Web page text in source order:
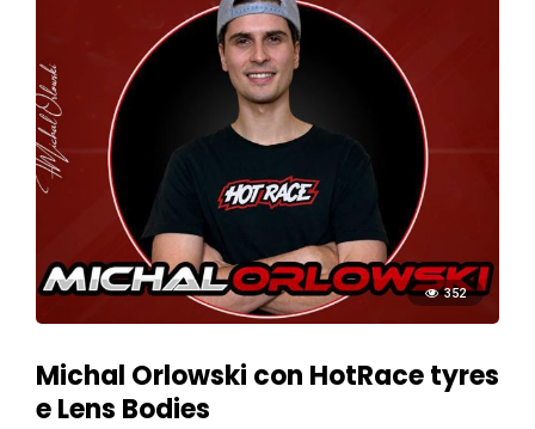
352
Michal Orlowski con HotRace tyres
e Lens Bodies